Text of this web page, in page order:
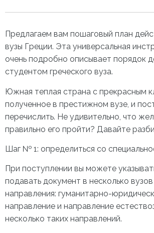
Предлагаем вам пошаговый план
вузы Греции. Эта универсальная
очень подробно описывает порядок
студентом греческого вуза.
Южная теплая страна с прекрасным
полученное в престижном вузе, и
перечислить. Не удивительно, что
правильно его пройти? Давайте
Шаг № 1: определиться со
При поступлении вы можете
подавать документ в несколько
направления: гуманитарно-
направление и направление
несколько таких направлений.